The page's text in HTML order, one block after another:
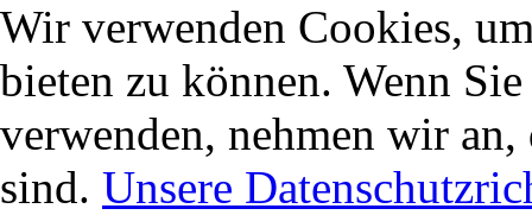
Wir verwenden Cookies,
bieten zu können. Wenn
verwenden, nehmen wir
sind. Unsere